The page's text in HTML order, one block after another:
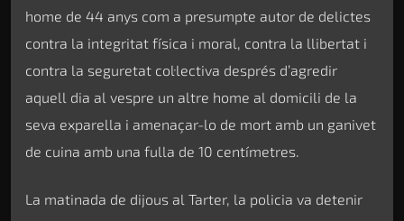
home de 44 anys com a presumpte autor de delictes
contra la integritat física i moral, contra la llibertat i
contra la seguretat col·lectiva després d’agredir
aquell dia al vespre un altre home al domicili de la
seva exparella i amenaçar-lo de mort amb un ganivet
de cuina amb una fulla de 10 centímetres.
La matinada de dijous al Tarter, la policia va detenir